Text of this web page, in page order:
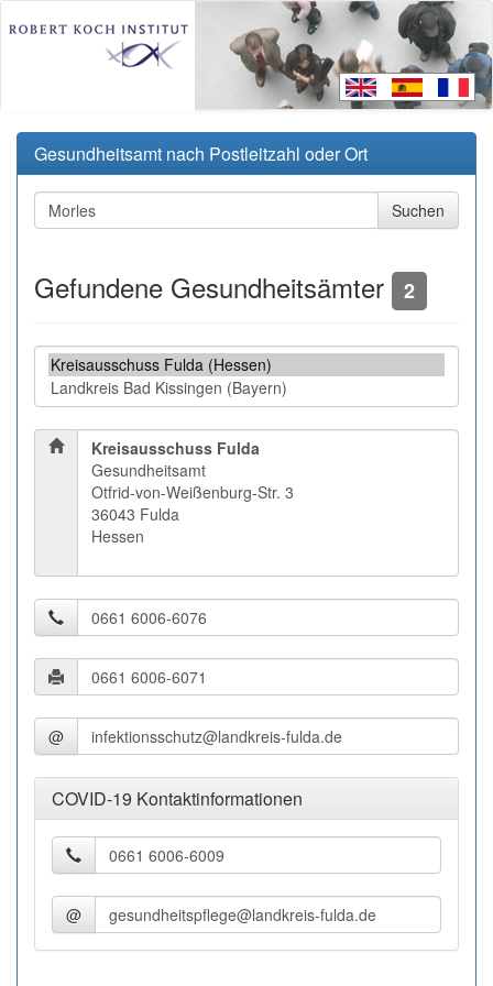
Gesundheitsamt nach Postleitzahl oder Ort
Gefundene Gesundheitsämter 2
Kreisausschuss Fulda
Gesundheitsamt
Otfrid-von-Weißenburg-Str. 3
36043 Fulda
Hessen
@
COVID-19 Kontaktinformationen
@